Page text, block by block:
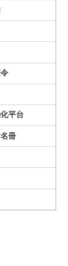
平台
冊